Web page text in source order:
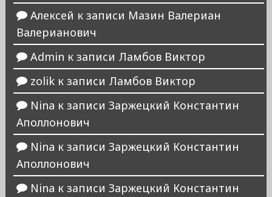
Алексей к записи Мазин Валериан
Валерианович
Admin к записи Ламбов Виктор
zolikк записи Ламбов Виктор
Nina к записи Заржецкий Константин
Аполлонович
Nina к записи Заржецкий Константин
Аполлонович
Nina к записи Заржецкий Константин